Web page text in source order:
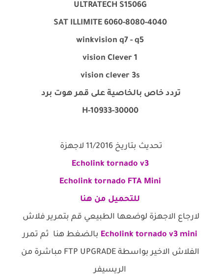
ULTRATECH S1506G
SAT ILLIMITE 6060-8080-4040
winkvision q7 - q5
vision Clever 1
vision clever 3s
تردد خاص بالخاصية على قمر هوت برد
10933-30000-H
تحديث بتاريخ 11/2016 لاجهزة
Echolink tornado v3
Echolink tornado FTA Mini
للتحميل من هنا
لارجاع الاجهزة لوضعها الطبيعي قم بتمرير فلاش
Echolink tornado v3 mini بالضغط هنا ثم تمرر
الفلاش الاخير بواسطة FTP UPGRADE مباشرة من
الريسيفر